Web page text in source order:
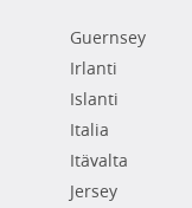
Guernsey
Irlanti
Islanti
Italia
Itävalta
Jersey